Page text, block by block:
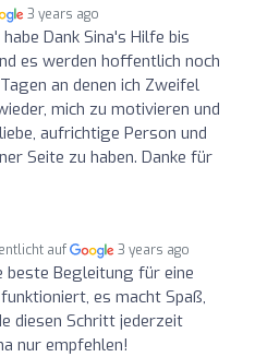
3 years ago
habe Dank Sina's Hilfe bis
es werden hoffentlich noch
an denen ich Zweifel
mich zu motivieren und
aufrichtige Person und
Seite zu haben. Danke für
auf 3 years ago
beste Begleitung für eine
es macht Spaß,
diesen Schritt jederzeit
nur empfehlen!